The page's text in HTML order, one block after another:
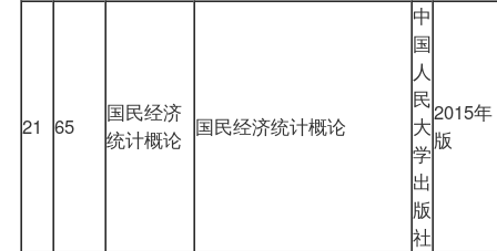
21 65
国民经济
统计概论 国民经济统计概论
中
国
人
民
大
学
出
版
社
2015年
版